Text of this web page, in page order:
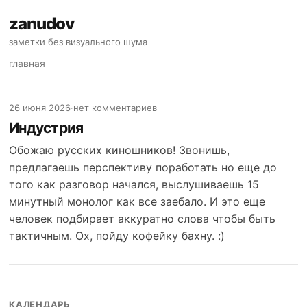
zanudov
заметки без визуального шума
главная
26 июня 2026·нет комментариев
Индустрия
Обожаю русских киношников! Звонишь,
предлагаешь перспективу поработать но еще до
того как разговор начался, выслушиваешь 15
минутный монолог как все заебало. И это еще
человек подбирает аккуратно слова чтобы быть
тактичным. Ох, пойду кофейку бахну. :)
КАЛЕНДАРЬ